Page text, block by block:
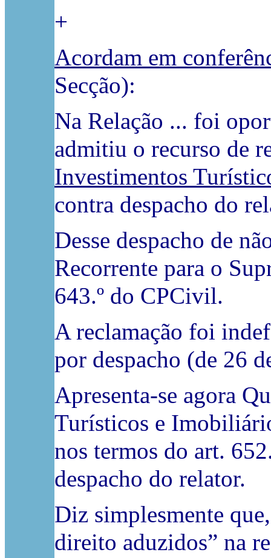
+
Acordam em
Secção):
Na Relação ... foi
admitiu o recurso de
Investimentos
contra despacho do
Desse despacho de
Recorrente para o
643.º do CPCivil.
A reclamação foi
por despacho (de 26
Apresenta-se agora
Turísticos e
nos termos do art.
despacho do relator.
Diz simplesmente
direito aduzidos” na